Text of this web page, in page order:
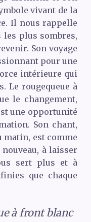
vivant de la
Il nous rappelle
les plus sombres,
Son voyage
pour une
intérieure qui
Le rougequeue à
le changement,
une opportunité
Son chant,
matin, est comme
à laisser
sert plus et à
que chaque
à front blanc